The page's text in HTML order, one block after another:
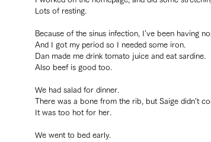
Lots of resting.
Because of the sinus infection, I’ve been having
And I got my period so I needed some iron.
Dan made me drink tomato juice and eat sardine.
Also beef is good too.
We had salad for dinner.
There was a bone from the rib, but Saige didn’t
It was too hot for her.
We went to bed early.